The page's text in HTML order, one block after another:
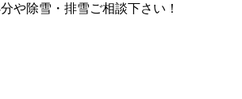
や除雪・排雪ご相談下さい！